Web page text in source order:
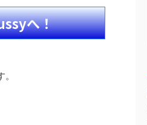
へ！